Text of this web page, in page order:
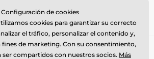
Configuración de cookies
cookies para garantizar su correcto
el tráfico, personalizar el contenido y,
de marketing. Con su consentimiento,
ser compartidos con nuestros socios. Más